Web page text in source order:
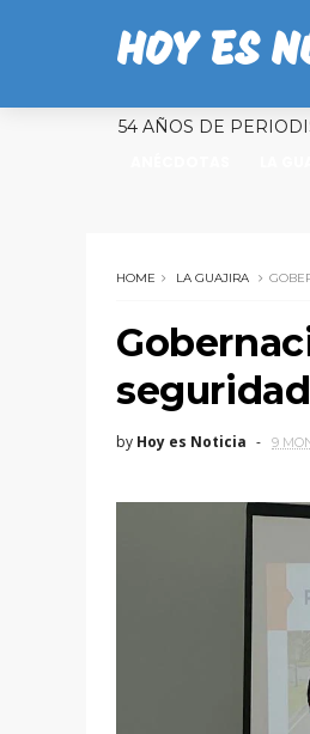
HOY ES
54 AÑOS DE
HOME LA GUAJIRA
by Hoy es Noticia 9